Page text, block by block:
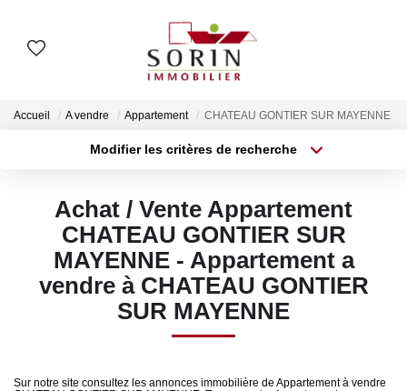
ESTIMER
Estimation En Ligne
Estimation En Présentiel
Accueil A vendre Appartement CHATEAU GONTIER SUR MAYENNE
Modifier les critères de recherche
Type de bien
Surface min
Budget max Plus de critères
Créer une alerte
Achat / Vente Appartement
CHATEAU GONTIER SUR
MAYENNE - Appartement a
vendre à CHATEAU GONTIER
SUR MAYENNE
Sur notre site consultez les annonces immobilière de Appartement à vendre